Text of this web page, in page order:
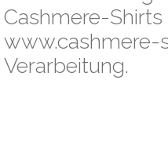
Cashmere-
www.cashmere-
Verarbeitung.